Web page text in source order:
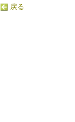
戻る